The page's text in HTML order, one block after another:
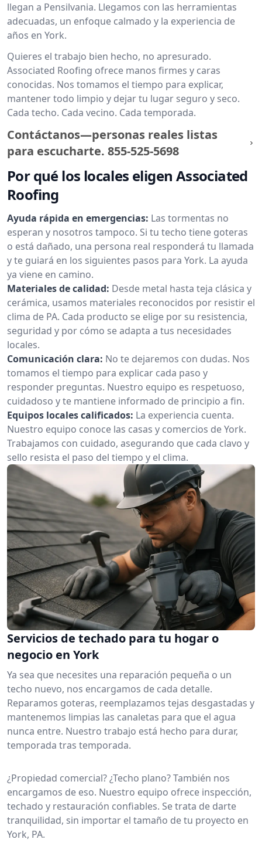
llegan a Pensilvania. Llegamos con las herramientas
adecuadas, un enfoque calmado y la experiencia de
años en York.
Quieres el trabajo bien hecho, no apresurado.
Associated Roofing ofrece manos firmes y caras
conocidas. Nos tomamos el tiempo para explicar,
mantener todo limpio y dejar tu lugar seguro y seco.
Cada techo. Cada vecino. Cada temporada.
Contáctanos—personas reales listas
para escucharte. 855-525-5698
Por qué los locales eligen Associated
Roofing
Ayuda rápida en emergencias: Las tormentas no
esperan y nosotros tampoco. Si tu techo tiene goteras
o está dañado, una persona real responderá tu llamada
y te guiará en los siguientes pasos para York. La ayuda
ya viene en camino.
Materiales de calidad: Desde metal hasta teja clásica y
cerámica, usamos materiales reconocidos por resistir el
clima de PA. Cada producto se elige por su resistencia,
seguridad y por cómo se adapta a tus necesidades
locales.
Comunicación clara: No te dejaremos con dudas. Nos
tomamos el tiempo para explicar cada paso y
responder preguntas. Nuestro equipo es respetuoso,
cuidadoso y te mantiene informado de principio a fin.
Equipos locales calificados: La experiencia cuenta.
Nuestro equipo conoce las casas y comercios de York.
Trabajamos con cuidado, asegurando que cada clavo y
sello resista el paso del tiempo y el clima.
Servicios de techado para tu hogar o
negocio en York
Ya sea que necesites una reparación pequeña o un
techo nuevo, nos encargamos de cada detalle.
Reparamos goteras, reemplazamos tejas desgastadas y
mantenemos limpias las canaletas para que el agua
nunca entre. Nuestro trabajo está hecho para durar,
temporada tras temporada.
¿Propiedad comercial? ¿Techo plano? También nos
encargamos de eso. Nuestro equipo ofrece inspección,
techado y restauración confiables. Se trata de darte
tranquilidad, sin importar el tamaño de tu proyecto en
York, PA.